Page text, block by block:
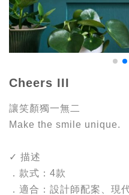
Cheers III
讓笑顏獨一無二
Make the smile unique.
✓ 描述
．款式：4款
．適合：設計師配案、現